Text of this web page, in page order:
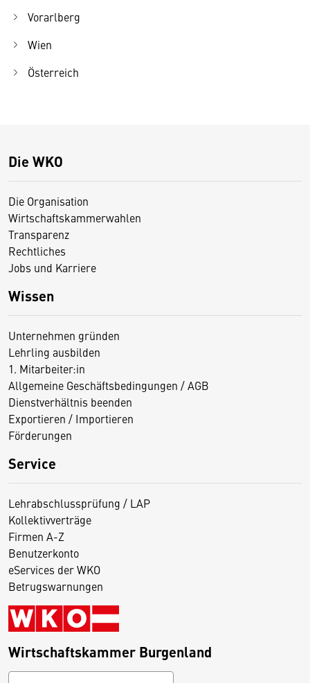
Vorarlberg
Wien
Österreich
Die WKO
Die Organisation
Wirtschaftskammerwahlen
Transparenz
Rechtliches
Jobs und Karriere
Wissen
Unternehmen gründen
Lehrling ausbilden
1. Mitarbeiter:in
Allgemeine Geschäftsbedingungen / AGB
Dienstverhältnis beenden
Exportieren / Importieren
Förderungen
Service
Lehrabschlussprüfung / LAP
Kollektivverträge
Firmen A-Z
Benutzerkonto
eServices der WKO
Betrugswarnungen
Wirtschaftskammer Burgenland